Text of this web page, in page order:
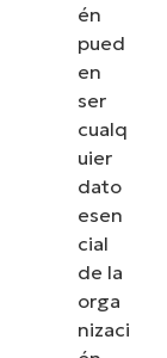
én
pued
en
ser
cualq
uier
dato
esen
cial
de la
orga
nizaci